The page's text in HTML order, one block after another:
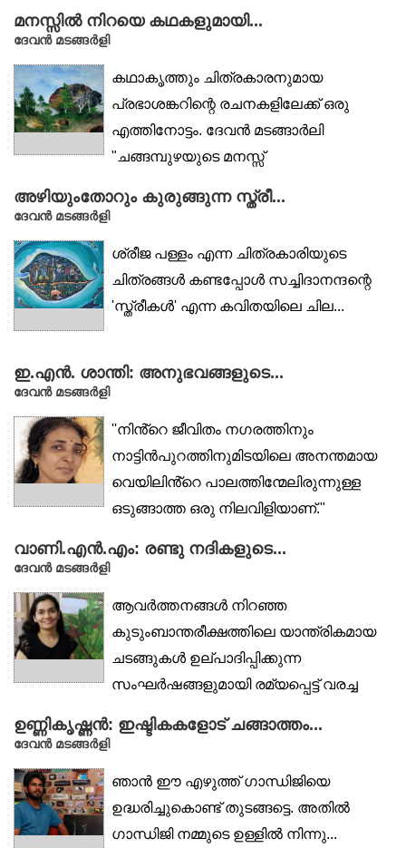
മനസ്സിൽ നിറയെ കഥകളുമായി...
ദേവൻ മടങ്ങർളി
കഥാകൃത്തും ചിത്രകാരനുമായ
പ്രഭാശങ്കറിന്റെ രചനകളിലേക്ക് ഒരു
എത്തിനോട്ടം. ദേവൻ മടങ്ങാർലി
"ചങ്ങമ്പുഴയുടെ മനസ്സ്
അഴിയുംതോറും കുരുങ്ങുന്ന സ്ത്രീ...
ദേവൻ മടങ്ങർളി
ശ്രീജ പള്ളം എന്ന ചിത്രകാരിയുടെ
ചിത്രങ്ങൾ കണ്ടപ്പോൾ സച്ചിദാനന്ദന്റെ
'സ്ത്രീകൾ' എന്ന കവിതയിലെ ചില...
ഇ.എൻ. ശാന്തി: അനുഭവങ്ങളുടെ...
ദേവൻ മടങ്ങർളി
''നിൻ്റെ ജീവിതം നഗരത്തിനും
നാട്ടിൻപുറത്തിനുമിടയിലെ അനന്തമായ
വെയിലിൻ്റെ പാലത്തിന്മേലിരുന്നുള്ള
ഒടുങ്ങാത്ത ഒരു നിലവിളിയാണ്."
വാണി.എൻ.എം: രണ്ടു നദികളുടെ...
ദേവൻ മടങ്ങർളി
ആവർത്തനങ്ങൾ നിറഞ്ഞ
കുടുംബാന്തരീക്ഷത്തിലെ യാന്ത്രികമായ
ചടങ്ങുകൾ ഉല്പാദിപ്പിക്കുന്ന
സംഘർഷങ്ങളുമായി രമ്യപ്പെട്ട് വരച്ച
ഉണ്ണികൃഷ്ണൻ: ഇഷ്ടികകളോട് ചങ്ങാത്തം...
ദേവൻ മടങ്ങർളി
ഞാൻ ഈ എഴുത്ത് ഗാന്ധിജിയെ
ഉദ്ധരിച്ചുകൊണ്ട് തുടങ്ങട്ടെ. അതിൽ
ഗാന്ധിജി നമ്മുടെ ഉള്ളിൽ നിന്നു...